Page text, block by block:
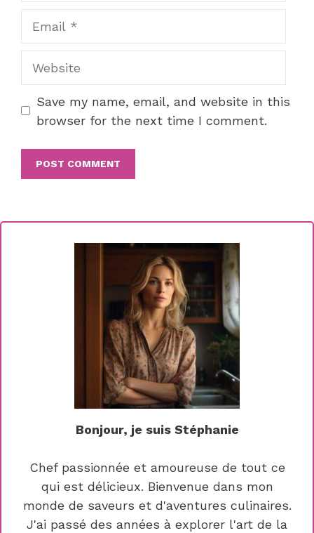
Save my name, email, and website in this
browser for the next time I comment.
Bonjour, je suis Stéphanie
Chef passionnée et amoureuse de tout ce
qui est délicieux. Bienvenue dans mon
monde de saveurs et d'aventures culinaires.
J'ai passé des années à explorer l'art de la